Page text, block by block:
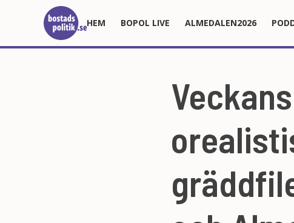
HEM BOPOL LIVE ALMEDALEN2026